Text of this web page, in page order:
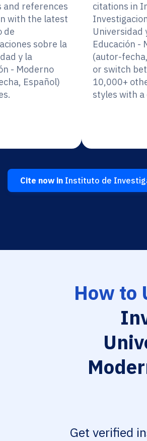
and references
with the latest
de
sobre la
y la
- Moderno
Español)
citations in
Universidad
Educación -
(autor-
or switch
10,000+
styles with a
Cite now inInstituto de
How to
Get verified